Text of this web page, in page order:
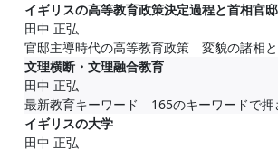
イギリスの高等教育政策決定過程と首相官
田中 正弘
官邸主導時代の高等教育政策 変貌の諸相
文理横断・文理融合教育
田中 正弘
最新教育キーワード 165のキーワードで
イギリスの大学
田中 正弘